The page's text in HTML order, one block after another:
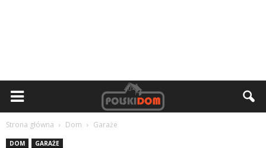
Strona główna Dom Garaże
DOM GARAŻE